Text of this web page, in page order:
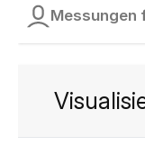
Messungen